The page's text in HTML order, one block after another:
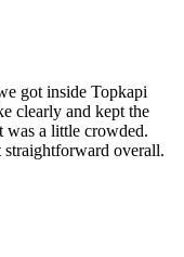
got inside Topkapi
clearly and kept the
was a little crowded.
overall.